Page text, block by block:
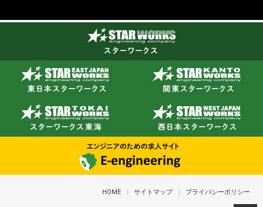
HOME サイトマップ プライバシーポリシー